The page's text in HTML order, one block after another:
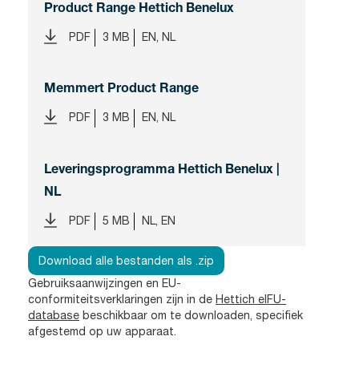
Product Range Hettich Benelux
PDF 3 MB EN, NL
Memmert Product Range
PDF 3 MB EN, NL
Leveringsprogramma Hettich Benelux |
NL
PDF 5 MB NL, EN
Download alle bestanden als .zip
Gebruiksaanwijzingen en EU-
conformiteitsverklaringen zijn in de Hettich eIFU-
database beschikbaar om te downloaden, specifiek
afgestemd op uw apparaat.